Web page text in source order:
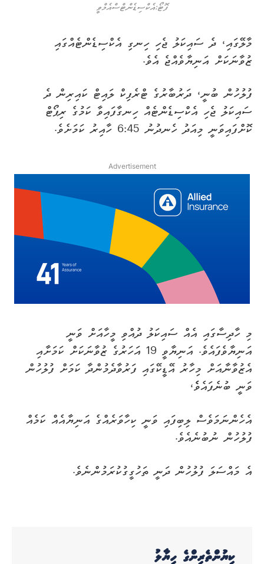
ފޮޓޯ:އެކްސިޑެންޓްސްއެމްވީ
މާލޭގައި، ދެ ސައިކަލު ޖެހި ހިނގި އެކްސިޑެންޓެއްގައި
ޒުވާނަކަށް އަނިޔާވެއްޖެ އެވެ.
ފުލުހުން ބުނީ، ދަރުބާރުގެ ޓްރެފިކް ލައިޓް ކައިރިން ދެ
ސައިކަލު ޖެހި އެކްސިޑެންޓެއް ހިނގާފައިވާ ކަމުގެ ރިޕޯޓް
ކޮށްފައިވަނީ މިއަދު ހެނދުނު 6:45 ހާއިރު ކަމަށެވެ.
Advertisement
މި ހާދިސާގައި އެއް ސައިކަލު ދުއްވި މީހާއަށް ވަނީ
އަނިޔާވެފައެވެ. އަނިޔާވީ 19 އަހަރުގެ ޒުވާނަކަށް ކަމަށާއި
އެޒުވާނާއަށް މިހާރު އޭޑީކޭގައި ފަރުވާދެމުންދާ ކަމަށް ފުލުހުން
ވަނީ ބުނެފައެވެެ،
އެހެންނަމަވެސް ލިބިފައި ވަނީ ކިހާވަރެއްގެ އަނިޔާއެއް ކަމެއް
ފުލުހުން ނުބުނެއެވެ.
އެ މައްސަލަ ފުލުހުން ދަނީ ތަހުގީގުކުރަމުންނެވެ.
ކިޔުންތެރިންގެ ހިޔާލު